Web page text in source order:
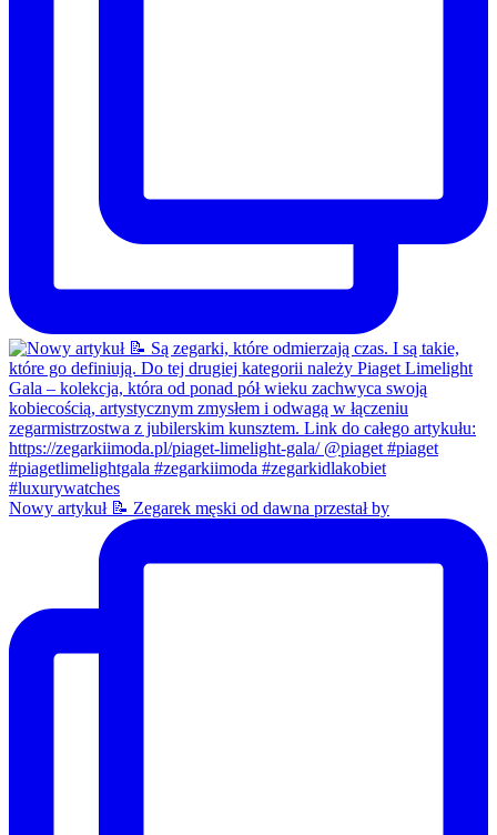
Nowy artykuł 📝 Zegarek męski od dawna przestał by